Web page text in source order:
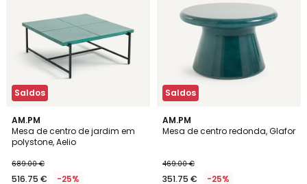
Saldos
AM.PM
Mesa de centro de jardim em
polystone, Aelio
689.00 €
516.75 € -25%
Saldos
AM.PM
Mesa de centro redonda, Glafor
469.00 €
351.75 € -25%